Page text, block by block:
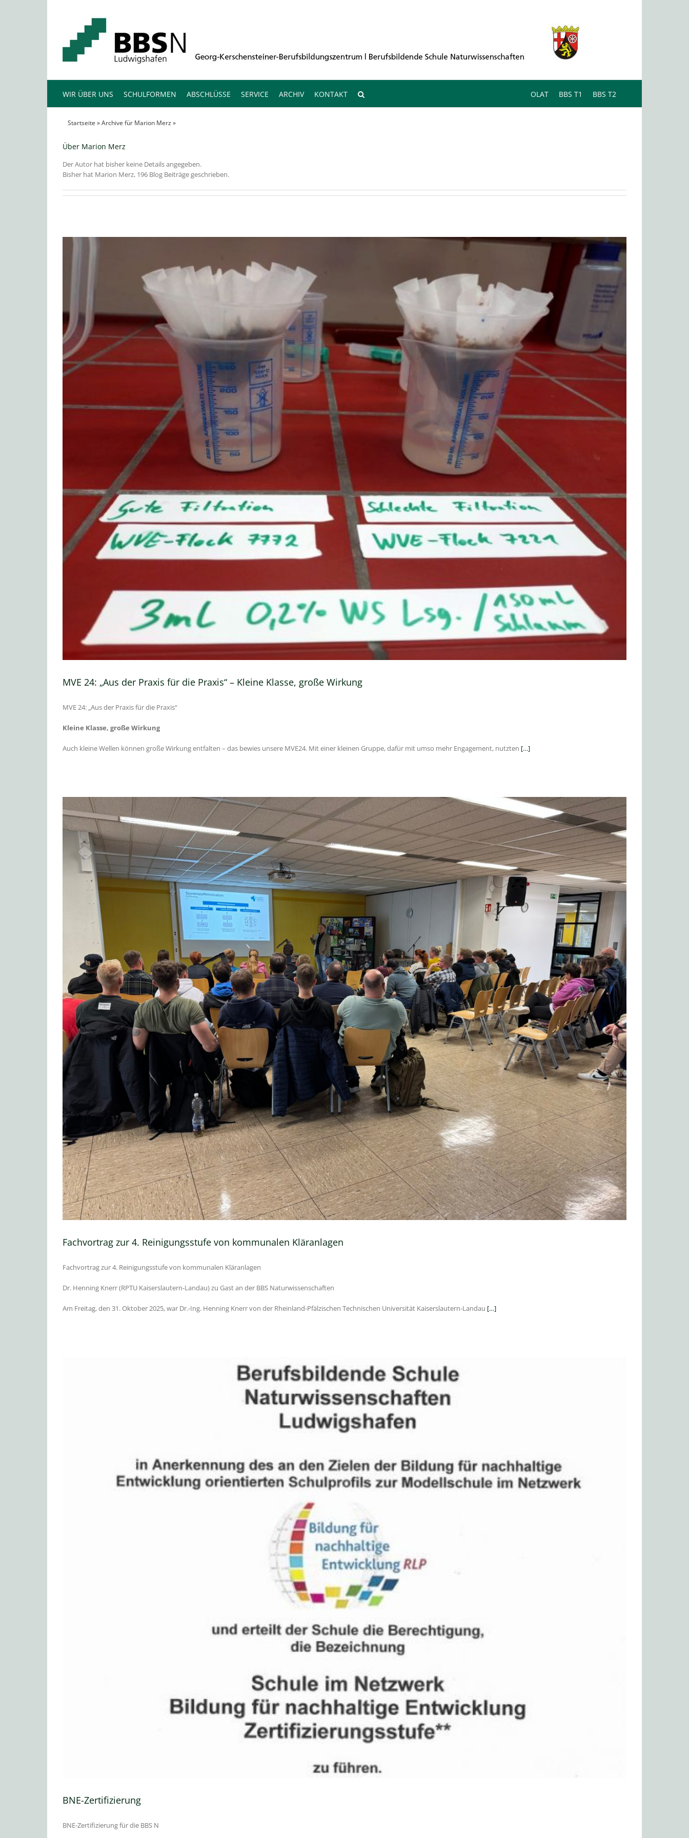
WIR ÜBER UNS SCHULFORMEN ABSCHLÜSSE SERVICE ARCHIV KONTAKT BBS T2
BBS T1
OLAT
Startseite »Archive für Marion Merz»
Über Marion Merz
Der Autor hat bisher keine Details angegeben.
Bisher hat Marion Merz, 196 Blog Beiträge geschrieben.
MVE 24: „Aus der Praxis für die Praxis“ – Kleine Klasse, große Wirkung
MVE 24: „Aus der Praxis für die Praxis“
Kleine Klasse, große Wirkung
Auch kleine Wellen können große Wirkung entfalten – das bewies unsere MVE24. Mit einer kleinen Gruppe, dafür mit umso mehr Engagement, nutzten […]
Fachvortrag zur 4. Reinigungsstufe von kommunalen Kläranlagen
Fachvortrag zur 4. Reinigungsstufe von kommunalen Kläranlagen
Dr. Henning Knerr (RPTU Kaiserslautern-Landau) zu Gast an der BBS Naturwissenschaften
Am Freitag, den 31. Oktober 2025, war Dr.-Ing. Henning Knerr von der Rheinland-Pfälzischen Technischen Universität Kaiserslautern-Landau […]
BNE-Zertifizierung
BNE-Zertifizierung für die BBS N